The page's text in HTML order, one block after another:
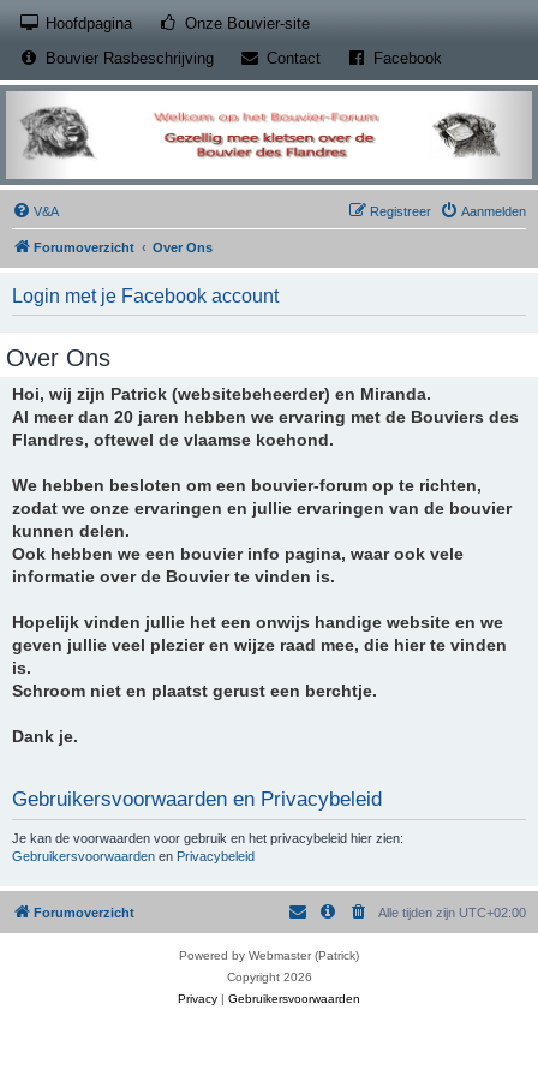
Hoofdpagina Onze Bouvier-site(Opens a new tab)
Bouvier Rasbeschrijving
Contact(Opens a new tab)
Facebook
V&A Aanmelden
Registreer
Forumoverzicht Over Ons
Login met je Facebook account
Over Ons
Hoi, wij zijn Patrick (websitebeheerder) en Miranda.
Al meer dan 20 jaren hebben we ervaring met de Bouviers des
Flandres, oftewel de vlaamse koehond.
We hebben besloten om een bouvier-forum op te richten,
zodat we onze ervaringen en jullie ervaringen van de bouvier
kunnen delen.
Ook hebben we een bouvier info pagina, waar ook vele
informatie over de Bouvier te vinden is.
Hopelijk vinden jullie het een onwijs handige website en we
geven jullie veel plezier en wijze raad mee, die hier te vinden
is.
Schroom niet en plaatst gerust een berchtje.
Dank je.
Gebruikersvoorwaarden en Privacybeleid
Je kan de voorwaarden voor gebruik en het privacybeleid hier zien:
Gebruikersvoorwaarden en Privacybeleid
Forumoverzicht Alle tijden zijn UTC+02:00
Powered by Webmaster (Patrick)
Copyright 2026
Privacy | Gebruikersvoorwaarden